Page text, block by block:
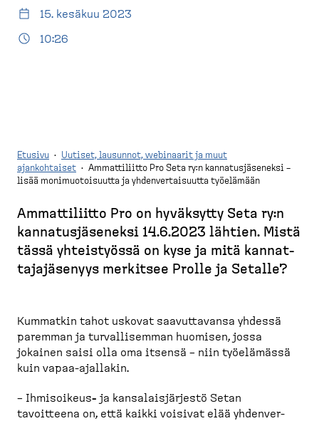
15. kesäkuu 2023
10:26
u
r
u
p
k
u
Etusivu ·
Uutiset, lausunnot, webinaarit ja muut
ajankohtaiset · Ammattiliitto Pro Seta ry:n kannatusjäseneksi –
lisää monimuotoisuutta ja yhdenvertaisuutta työelämään
Ammatti­liitto Pro on hyväksytty Seta ry:n
kannatus­jä­seneksi 14.6.2023 lähtien. Mistä
tässä yhteis­työssä on kyse ja mitä kannat­
ta­ja­jä­senyys merkitsee Prolle ja Setalle?
Kummatkin tahot uskovat saavut­tavansa yhdessä
paremman ja turval­li­semman huomisen, jossa
jokainen saisi olla oma itsensä – niin työelämässä
kuin vapaa-​ajallakin.
– Ihmisoikeus- ja kansalais­järjestö Setan
tavoitteena on, että kaikki voisivat elää yhdenver­